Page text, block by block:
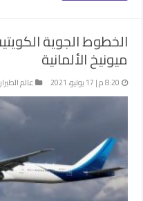
الخطوط الجوية
ميونيخ الألمانية
8:20 م | 17 يوليو، 2021 عالم